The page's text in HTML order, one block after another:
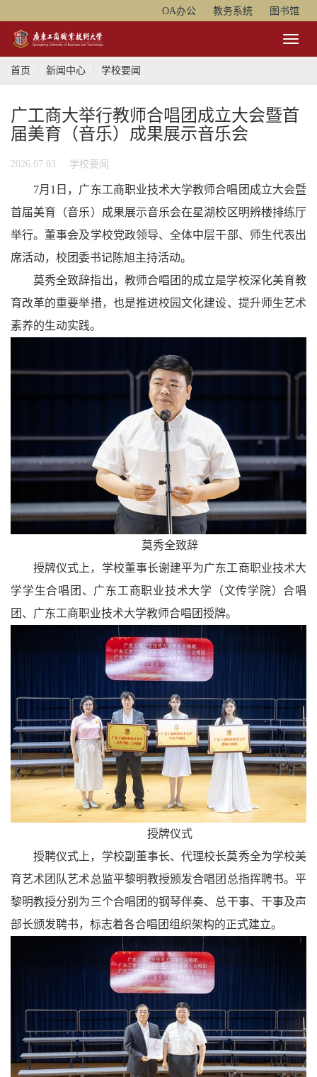
OA办公 教务系统 图书馆
Toggle
首页
新闻中心 学校要闻
广工商大举行教师合唱团成立大会暨首
届美育（音乐）成果展示音乐会
2026.07.03 学校要闻
7月1日，广东工商职业技术大学教师合唱团成立大会暨
首届美育（音乐）成果展示音乐会在星湖校区明辨楼排练厅
举行。董事会及学校党政领导、全体中层干部、师生代表出
席活动，校团委书记陈旭主持活动。
莫秀全致辞指出，教师合唱团的成立是学校深化美育教
育改革的重要举措，也是推进校园文化建设、提升师生艺术
素养的生动实践。
莫秀全致辞
授牌仪式上，学校董事长谢建平为广东工商职业技术大
学学生合唱团、广东工商职业技术大学（文传学院）合唱
团、广东工商职业技术大学教师合唱团授牌。
授牌仪式
授聘仪式上，学校副董事长、代理校长莫秀全为学校美
育艺术团队艺术总监平黎明教授颁发合唱团总指挥聘书。平
黎明教授分别为三个合唱团的钢琴伴奏、总干事、干事及声
部长颁发聘书，标志着各合唱团组织架构的正式建立。